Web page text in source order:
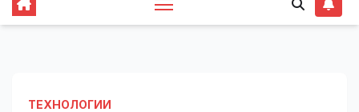
ТЕХНОЛОГИИ